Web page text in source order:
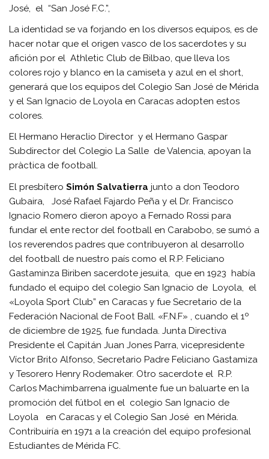
José, el “San José F.C.”,
La identidad se va forjando en los diversos equipos, es de
hacer notar que el origen vasco de los sacerdotes y su
afición por el Athletic Club de Bilbao, que lleva los
colores rojo y blanco en la camiseta y azul en el short,
generará que los equipos del Colegio San José de Mérida
y el San Ignacio de Loyola en Caracas adopten estos
colores.
El Hermano Heraclio Director y el Hermano Gaspar
Subdirector del Colegio La Salle de Valencia, apoyan la
pràctica de football.
El presbíteroSimón Salvatierra junto a don Teodoro
Gubaira, José Rafael Fajardo Peña y el Dr. Francisco
Ignacio Romero dieron apoyo a Fernado Rossi para
fundar el ente rector del football en Carabobo, se sumó a
los reverendos padres que contribuyeron al desarrollo
del football de nuestro país como el R.P. Feliciano
Gastaminza Biriben sacerdote jesuita, que en 1923 había
fundado el equipo del colegio San Ignacio de Loyola, el
«Loyola Sport Club” en Caracas y fue Secretario de la
Federación Nacional de Foot Ball. «F.N.F» , cuando el 1º
de diciembre de 1925, fue fundada. Junta Directiva
Presidente el Capitán Juan Jones Parra, vicepresidente
Víctor Brito Alfonso, Secretario Padre Feliciano Gastamiza
y Tesorero Henry Rodemaker. Otro sacerdote el R.P.
Carlos Machimbarrena igualmente fue un baluarte en la
promoción del fútbol en el colegio San Ignacio de
Loyola en Caracas y el Colegio San José en Mérida.
Contribuiría en 1971 a la creación del equipo profesional
Estudiantes de Mérida FC.